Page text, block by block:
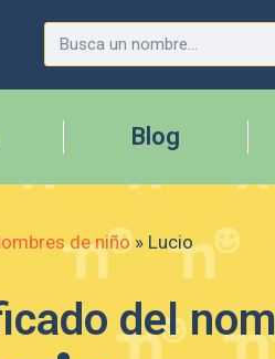
Blog
de niño» Lucio
del